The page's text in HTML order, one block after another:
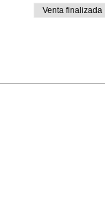
Venta finalizada